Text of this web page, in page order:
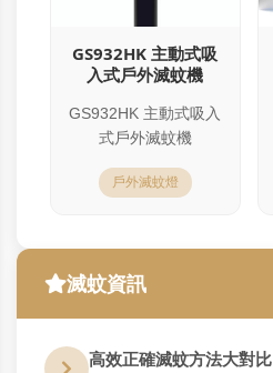
GS932HK 主動式吸
入式戶外滅蚊機
GS932HK 主動式吸入
式戶外滅蚊機
戶外滅蚊燈
滅蚊資訊
高效正確滅蚊方法大對比